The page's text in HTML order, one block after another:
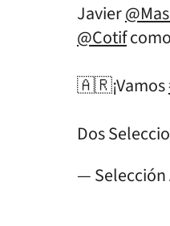
Javier
@Cotif
🇦🇷¡Vamos
Dos
—